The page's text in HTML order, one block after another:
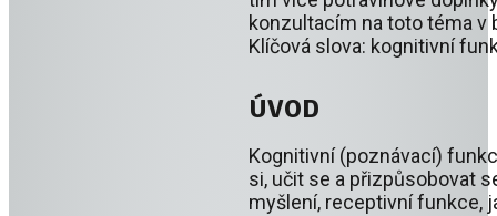
konzultacím na toto téma v
Klíčová slova: kognitivní
ÚVOD
Kognitivní (poznávací)
si, učit se a přizpůsobovat
myšlení, receptivní funkce,